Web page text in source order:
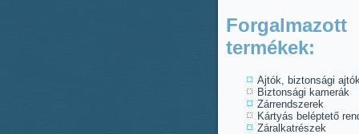
Forgalmazott
termékek:
Ajtók, biztonsági
Biztonsági kamerák
Zárrendszerek
Kártyás beléptető
Záralkatrészek